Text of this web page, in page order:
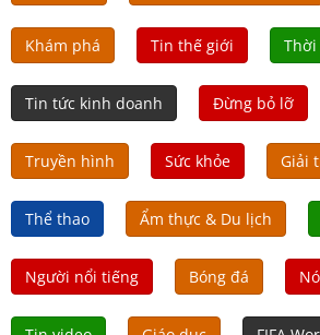
Khám phá Tin thế giới
Tin tức kinh doanh Đừng bỏ lỡ
Truyền hình Sức khỏe Giải
Thể thao Ẩm thực & Du lịch
Người nổi tiếng Bóng đá